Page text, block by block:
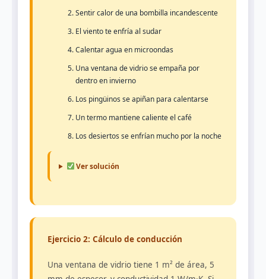
Sentir calor de una bombilla incandescente
El viento te enfría al sudar
Calentar agua en microondas
Una ventana de vidrio se empaña por
dentro en invierno
Los pingüinos se apiñan para calentarse
Un termo mantiene caliente el café
Los desiertos se enfrían mucho por la noche
Ver solución
Ejercicio 2: Cálculo de conducción
Una ventana de vidrio tiene 1 m² de área, 5